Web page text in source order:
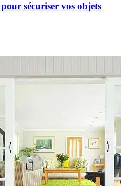
sécuriser vos objets